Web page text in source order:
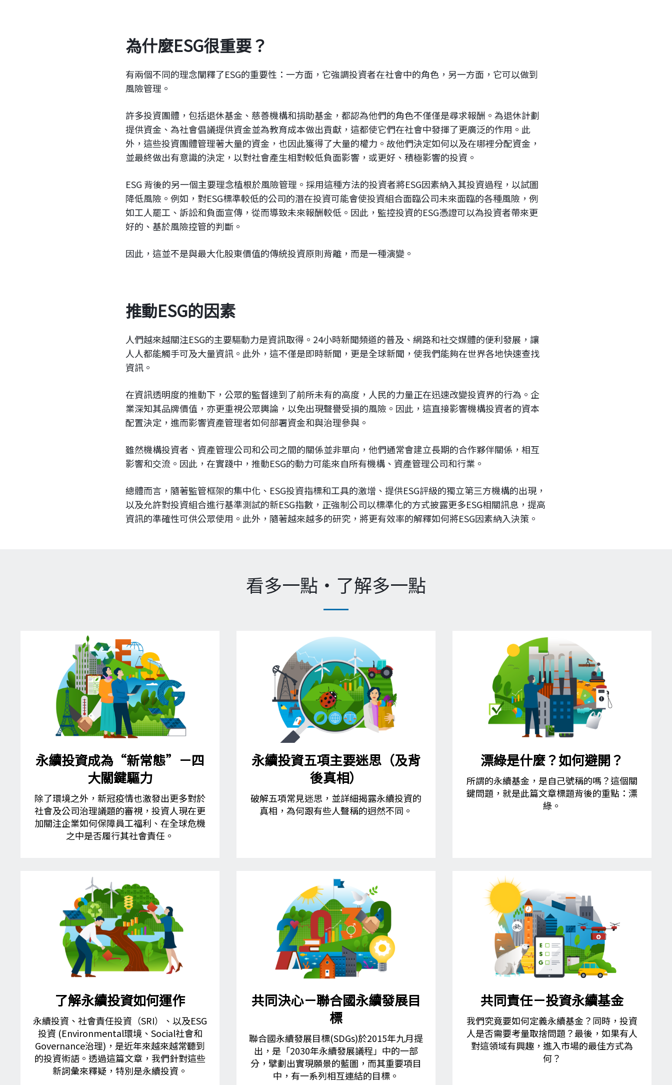
為什麼ESG很重要？
有兩個不同的理念闡釋了ESG的重要性：一方面，它強調投資者在社會中的角色，另一方面，它可以做到
風險管理。
許多投資團體，包括退休基金、慈善機構和捐助基金，都認為他們的角色不僅僅是尋求報酬。為退休計劃
提供資金、為社會倡議提供資金並為教育成本做出貢獻，這都使它們在社會中發揮了更廣泛的作用。此
外，這些投資團體管理著大量的資金，也因此獲得了大量的權力。故他們決定如何以及在哪裡分配資金，
並最終做出有意識的決定，以對社會產生相對較低負面影響，或更好、積極影響的投資。
ESG 背後的另一個主要理念植根於風險管理。採用這種方法的投資者將ESG因素納入其投資過程，以試圖
降低風險。例如，對ESG標準較低的公司的潛在投資可能會使投資組合面臨公司未來面臨的各種風險，例
如工人罷工、訴訟和負面宣傳，從而導致未來報酬較低。因此，監控投資的ESG憑證可以為投資者帶來更
好的、基於風險控管的判斷。
因此，這並不是與最大化股東價值的傳統投資原則背離，而是一種演變。
推動ESG的因素
人們越來越關注ESG的主要驅動力是資訊取得。24小時新聞頻道的普及、網路和社交媒體的便利發展，讓
人人都能觸手可及大量資訊。此外，這不僅是即時新聞，更是全球新聞，使我們能夠在世界各地快速查找
資訊。
在資訊透明度的推動下，公眾的監督達到了前所未有的高度，人民的力量正在迅速改變投資界的行為。企
業深知其品牌價值，亦更重視公眾輿論，以免出現聲譽受損的風險。因此，這直接影響機構投資者的資本
配置決定，進而影響資產管理者如何部署資金和與治理參與。
雖然機構投資者、資產管理公司和公司之間的關係並非單向，他們通常會建立長期的合作夥伴關係，相互
影響和交流。因此，在實踐中，推動ESG的動力可能來自所有機構、資產管理公司和行業。
總體而言，隨著監管框架的集中化、ESG投資指標和工具的激增、提供ESG評級的獨立第三方機構的出現，
以及允許對投資組合進行基準測試的新ESG指數，正強制公司以標準化的方式披露更多ESG相關訊息，提高
資訊的準確性可供公眾使用。此外，隨著越來越多的研究，將更有效率的解釋如何將ESG因素納入決策。
看多一點‧了解多一點